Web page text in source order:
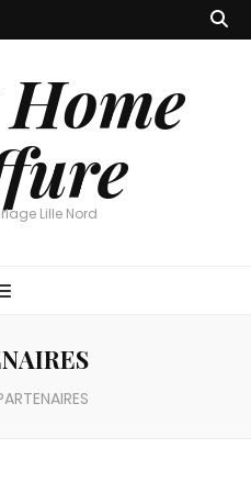
Lille Nord